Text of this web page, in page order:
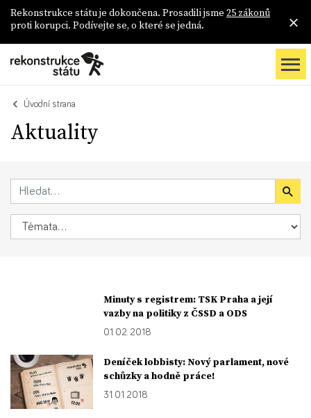
Rekonstrukce státu je dokončena. Prosadili jsme 25 zákonů
proti korupci. Podívejte se, o které se jedná.
Úvodní strana
Aktuality
Minuty s registrem: TSK Praha a její
vazby na politiky z ČSSD a ODS
01. 02. 2018
Deníček lobbisty: Nový parlament, nové
schůzky a hodně práce!
31. 01. 2018